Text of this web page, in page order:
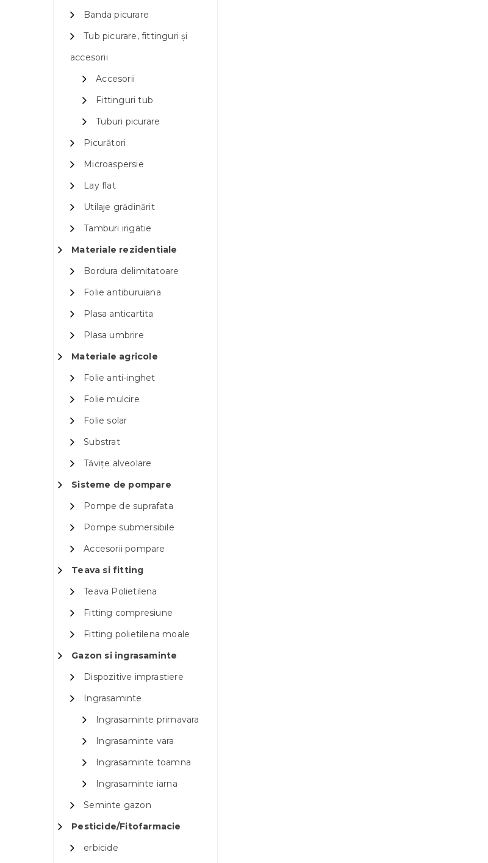
Banda picurare
Tub picurare, fittinguri și
accesorii
Accesorii
Fittinguri tub
Tuburi picurare
Picurători
Microaspersie
Lay flat
Utilaje grădinărit
Tamburi irigatie
Materiale rezidentiale
Bordura delimitatoare
Folie antiburuiana
Plasa anticartita
Plasa umbrire
Materiale agricole
Folie anti-inghet
Folie mulcire
Folie solar
Substrat
Tăvițe alveolare
Sisteme de pompare
Pompe de suprafata
Pompe submersibile
Accesorii pompare
Teava si fitting
Teava Polietilena
Fitting compresiune
Fitting polietilena moale
Gazon si ingrasaminte
Dispozitive imprastiere
Ingrasaminte
Ingrasaminte primavara
Ingrasaminte vara
Ingrasaminte toamna
Ingrasaminte iarna
Seminte gazon
Pesticide/Fitofarmacie
erbicide